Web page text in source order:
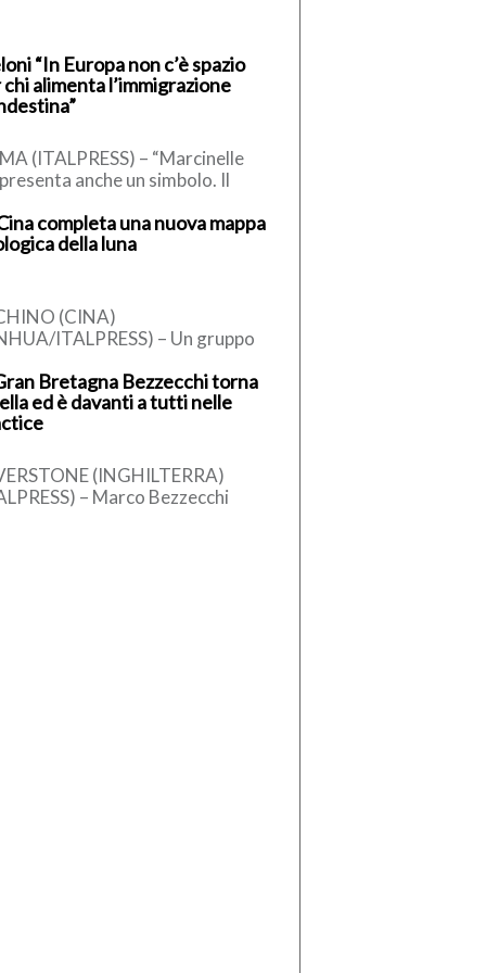
“In Europa non c’è spazio
chi alimenta l’immigrazione
(ITALPRESS) – “Marcinelle
anche un simbolo. Il
che decine di milioni di
hanno […]
completa una nuova mappa
della luna
(CINA)
ITALPRESS) – Un gruppo
geologica aggiornata
Luna in scala […]
Bretagna Bezzecchi torna
ed è davanti a tutti nelle
(INGHILTERRA)
– Marco Bezzecchi